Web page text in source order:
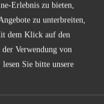
Erlebnis zu bieten,
zu unterbreiten,
dem Klick auf den
Verwendung von
Sie bitte unsere